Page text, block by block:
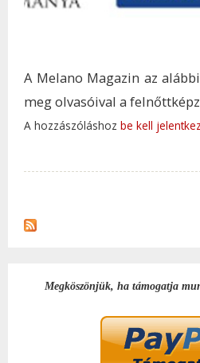
A Melano Magazin az
meg olvasóival a
A hozzászóláshoz be kell
Megköszönjük, ha támogatja